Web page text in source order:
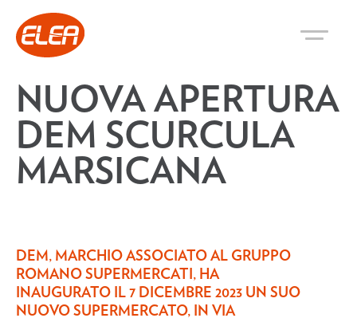
NUOVA APERTURA
DEM SCURCULA
MARSICANA
DEM, MARCHIO ASSOCIATO AL GRUPPO
ROMANO SUPERMERCATI, HA
INAUGURATO IL 7 DICEMBRE 2023 UN SUO
NUOVO SUPERMERCATO, IN VIA